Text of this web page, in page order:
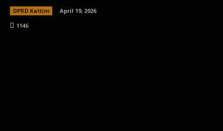
DPRD Kaltim
April 19, 2026
1146